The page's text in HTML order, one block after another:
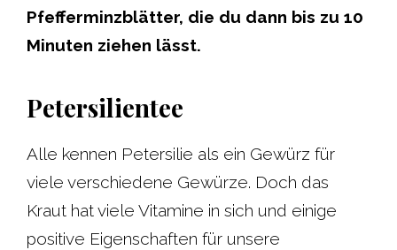
Pfefferminzblätter, die du dann bis zu 10
Minuten ziehen lässt.
Petersilientee
Alle kennen Petersilie als ein Gewürz für
viele verschiedene Gewürze. Doch das
Kraut hat viele Vitamine in sich und einige
positive Eigenschaften für unsere